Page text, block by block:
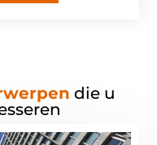
die u